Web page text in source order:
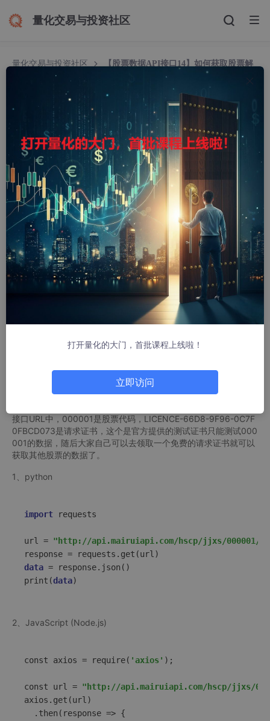
量化交易与投资社区
量化交易与投资社区
【股票数据API接口14】如何获取股票解
禁限售数据之Python、Java等多种主流语言实例代码演示通过股票
数据接口获取数据
【股票数据API接口14】如何获取股票解禁限售数
据之Python、Java等多种主流语言实例代码演示
通过股票数据接口获取数据
Zhᴗangᥫᩣ
379人浏览 · 2025-08-07 11:08:58
​ 如今，量化分析在股市领域风靡一时，其核心要素在于数据，获
取股票数据，是踏上量化分析之路的第一步。你可以选择亲手编写
爬虫来抓取，但更便捷的方式，莫过于利用专业的股票数据API接
口。自编爬虫虽零成本，却伴随着时间与精力的巨大消耗，且常因
目标页面变动而失效。大家可以依据自己的实际情况来决定数据获
取方式。
接下来，我将分享200多个实测可用且免费的专业股票数据接口，
并通过Python、JavaScript（Node.js）、Java、C#、Ruby等五
种主流语言，逐一演示如何高效获取各类股票数据，希望能够对大
先把数据接口的地址给大家，大家可以直接点击地址或复制到地址
沪深A股解禁限售数据API接口：http://api.mairuiapi.com/hscp/jj
xs/000001/LICENCE-66D8-9F96-0C7F0FBCD073
接口URL中，000001是股票代码，LICENCE-66D8-9F96-0C7F
0FBCD073是请求证书，这个是官方提供的测试证书只能测试000
001的数据，随后大家自己可以去领取一个免费的请求证书就可以
获取其他股票的数据了。
1、python
import requests
url = "http://api.mairuiapi.com/hscp/jjxs/000001/
response
data = response.json()
print (data)
2、JavaScript (Node.js)
const axios = require( 'axios' );
const url = "http://api.mairuiapi.com/hscp/jjxs/
axios.get(url)
  .then(
response => {
打开量化的大门，首批课程上线啦！
立即访问